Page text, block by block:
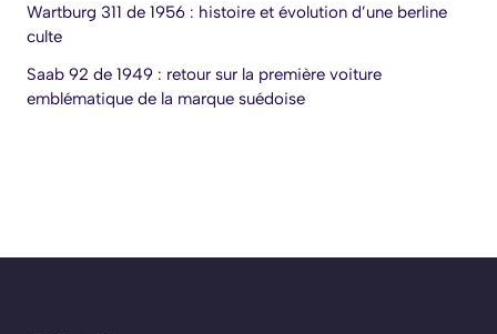
Wartburg 311 de 1956 : histoire et évolution d’une berline
culte
Saab 92 de 1949 : retour sur la première voiture
emblématique de la marque suédoise